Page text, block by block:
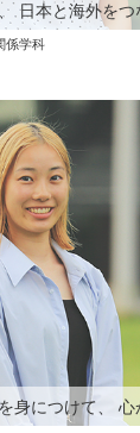
係学科